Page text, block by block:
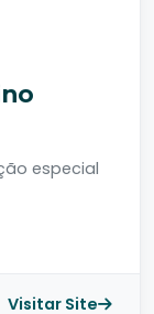
especial
Visitar Site